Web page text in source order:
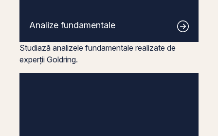
Analize fundamentale
Studiază analizele fundamentale realizate de
experții Goldring.